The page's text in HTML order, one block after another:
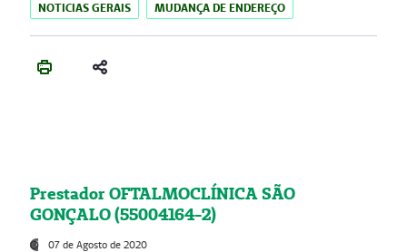
NOTICIAS GERAIS MUDANÇA DE ENDEREÇO
Prestador OFTALMOCLÍNICA SÃO
GONÇALO (55004164-2)
07 de Agosto de 2020